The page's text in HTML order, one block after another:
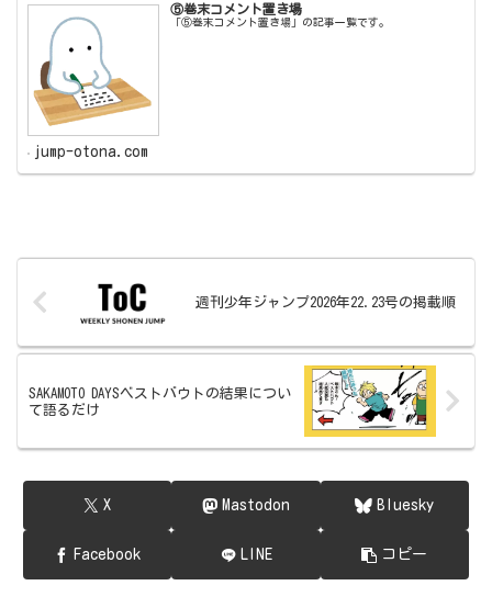
⑤巻末コメント置き場
「⑤巻末コメント置き場」の記事一覧です。
jump-otona.com
週刊少年ジャンプ2026年22.23号の掲載順
SAKAMOTO DAYSベストバウトの結果につい
て語るだけ
X Mastodon Bluesky
Facebook LINE コピー